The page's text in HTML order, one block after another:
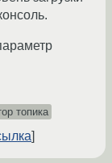
топика